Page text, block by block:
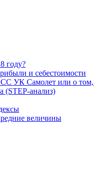
году?
и себестоимости
УК Самолет или о
(STEP-анализ)
величины